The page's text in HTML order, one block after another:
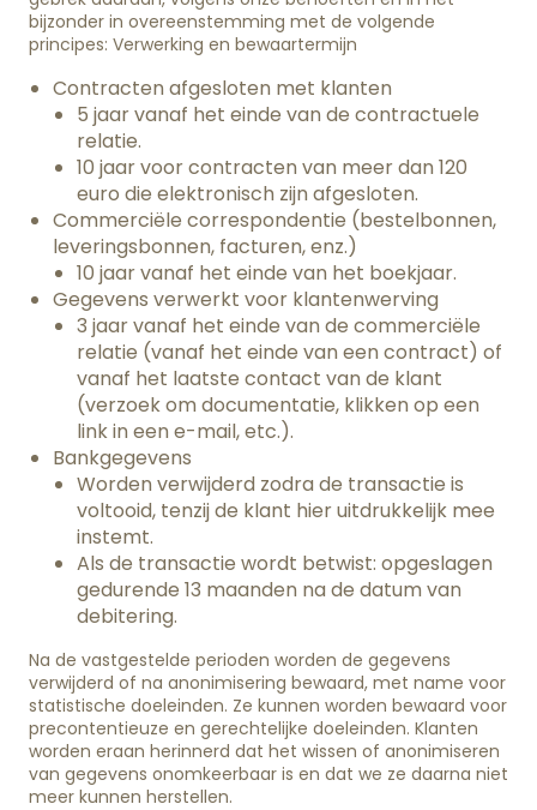
bijzonder in overeenstemming met de volgende
principes: Verwerking en bewaartermijn
Contracten afgesloten met klanten
5 jaar vanaf het einde van de contractuele
relatie.
10 jaar voor contracten van meer dan 120
euro die elektronisch zijn afgesloten.
Commerciële correspondentie (bestelbonnen,
leveringsbonnen, facturen, enz.)
10 jaar vanaf het einde van het boekjaar.
Gegevens verwerkt voor klantenwerving
3 jaar vanaf het einde van de commerciële
relatie (vanaf het einde van een contract) of
vanaf het laatste contact van de klant
(verzoek om documentatie, klikken op een
link in een e-mail, etc.).
Bankgegevens
Worden verwijderd zodra de transactie is
voltooid, tenzij de klant hier uitdrukkelijk mee
instemt.
Als de transactie wordt betwist: opgeslagen
gedurende 13 maanden na de datum van
debitering.
Na de vastgestelde perioden worden de gegevens
verwijderd of na anonimisering bewaard, met name voor
statistische doeleinden. Ze kunnen worden bewaard voor
precontentieuze en gerechtelijke doeleinden. Klanten
worden eraan herinnerd dat het wissen of anonimiseren
van gegevens onomkeerbaar is en dat we ze daarna niet
meer kunnen herstellen.